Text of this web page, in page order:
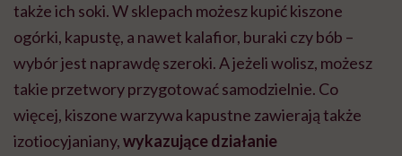
także ich soki. W sklepach możesz kupić kiszone
ogórki, kapustę, a nawet kalafior, buraki czy bób –
wybór jest naprawdę szeroki. A jeżeli wolisz, możesz
takie przetwory przygotować samodzielnie. Co
więcej, kiszone warzywa kapustne zawierają także
izotiocyjaniany,wykazujące działanie